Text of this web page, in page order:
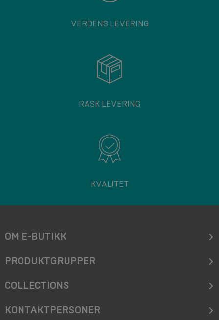
VERDENS LEVERING
RASK LEVERING
KVALITET
OM E-BUTIKK
PRODUKTGRUPPER
COLLECTIONS
KONTAKTPERSONER